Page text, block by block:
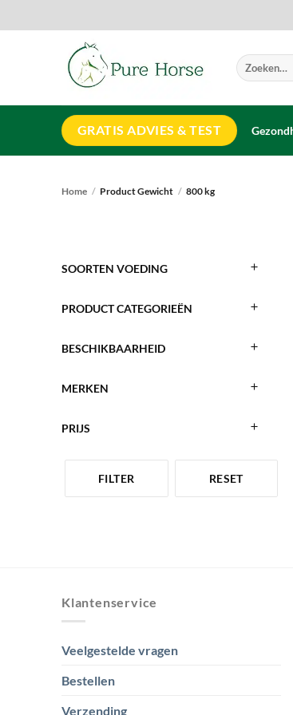
naar
Zoeken
naar:
GRATIS ADVIES & TEST
Home / Product Gewicht / 800 kg
SOORTEN VOEDING
PRODUCT CATEGORIEËN
BESCHIKBAARHEID
MERKEN
PRIJS
FILTER RESET
Klantenservice
Veelgestelde vragen
Bestellen
Verzending